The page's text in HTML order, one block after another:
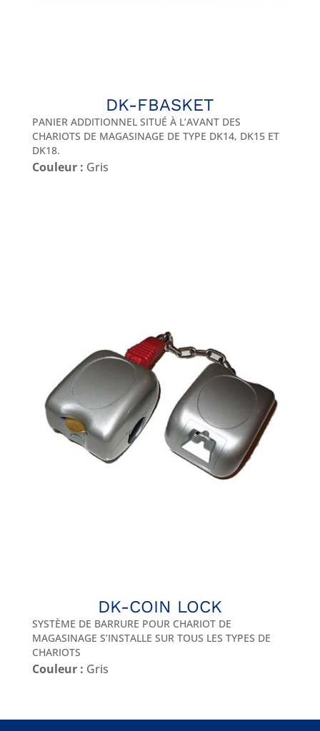
DK-FBASKET
PANIER ADDITIONNEL SITUÉ À L’AVANT DES
CHARIOTS DE MAGASINAGE DE TYPE DK14, DK15 ET
DK18.
Couleur : Gris
DK-COIN LOCK
SYSTÈME DE BARRURE POUR CHARIOT DE
MAGASINAGE S’INSTALLE SUR TOUS LES TYPES DE
CHARIOTS
Couleur : Gris